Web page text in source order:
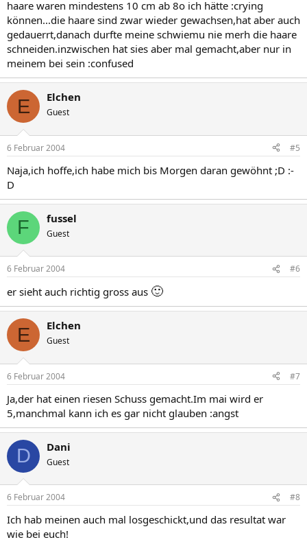
haare waren mindestens 10 cm ab 8o ich hätte :crying
können...die haare sind zwar wieder gewachsen,hat aber auch
gedauerrt,danach durfte meine schwiemu nie merh die haare
schneiden.inzwischen hat sies aber mal gemacht,aber nur in
meinem bei sein :confused
E Elchen
Guest
6 Februar 2004 #5
Naja,ich hoffe,ich habe mich bis Morgen daran gewöhnt ;D :-
D
F fussel
Guest
6 Februar 2004 #6
er sieht auch richtig gross aus 🙂
E Elchen
Guest
6 Februar 2004 #7
Ja,der hat einen riesen Schuss gemacht.Im mai wird er
5,manchmal kann ich es gar nicht glauben :angst
D Dani
Guest
6 Februar 2004 #8
Ich hab meinen auch mal losgeschickt,und das resultat war
wie bei euch!